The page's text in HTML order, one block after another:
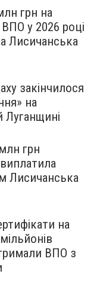
грн на
у 2026 році
Лисичанська
закінчилося
на
Луганщині
грн
Лисичанська
на
ВПО з